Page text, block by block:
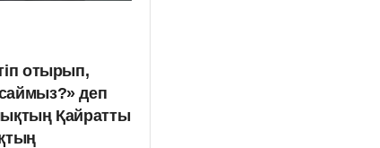
отырып,
деп
Қайратты